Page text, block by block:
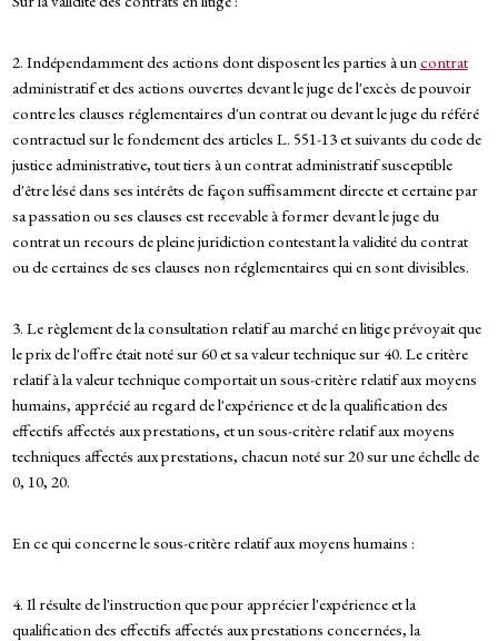
2. Indépendamment des actions dont disposent les parties à uncontrat
administratif et des actions ouvertes devant le juge de l'excès de pouvoir
contre les clauses réglementaires d'un contrat ou devant le juge du référé
contractuel sur le fondement des articles L. 551-13 et suivants du code de
justice administrative, tout tiers à un contrat administratif susceptible
d'être lésé dans ses intérêts de façon suffisamment directe et certaine par
sa passation ou ses clauses est recevable à former devant le juge du
contrat un recours de pleine juridiction contestant la validité du contrat
ou de certaines de ses clauses non réglementaires qui en sont divisibles.
3. Le règlement de la consultation relatif au marché en litige prévoyait que
le prix de l'offre était noté sur 60 et sa valeur technique sur 40. Le critère
relatif à la valeur technique comportait un sous-critère relatif aux moyens
humains, apprécié au regard de l'expérience et de la qualification des
effectifs affectés aux prestations, et un sous-critère relatif aux moyens
techniques affectés aux prestations, chacun noté sur 20 sur une échelle de
0, 10, 20.
En ce qui concerne le sous-critère relatif aux moyens humains :
4. Il résulte de l'instruction que pour apprécier l'expérience et la
qualification des effectifs affectés aux prestations concernées, la